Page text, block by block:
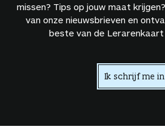
missen? Tips op jouw maat
van onze nieuwsbrieven en
beste van de Lerarenkaart
Ik schrijf me in